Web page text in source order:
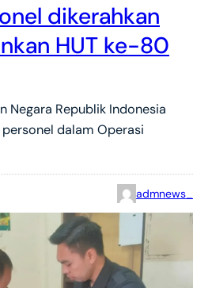
dikerahkan
HUT ke-80
Negara Republik Indonesia
dalam Operasi
admnews_